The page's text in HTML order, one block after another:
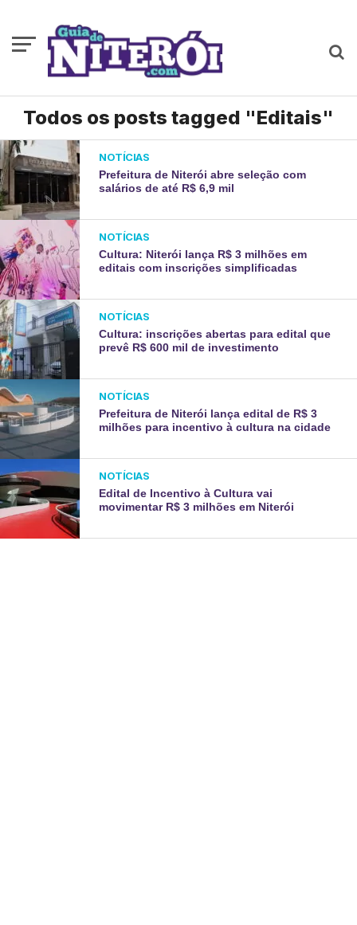
Todos os posts tagged "Editais"
NOTÍCIAS
Prefeitura de Niterói abre seleção com
salários de até R$ 6,9 mil
NOTÍCIAS
Cultura: Niterói lança R$ 3 milhões em
editais com inscrições simplificadas
NOTÍCIAS
Cultura: inscrições abertas para edital que
prevê R$ 600 mil de investimento
NOTÍCIAS
Prefeitura de Niterói lança edital de R$ 3
milhões para incentivo à cultura na cidade
NOTÍCIAS
Edital de Incentivo à Cultura vai
movimentar R$ 3 milhões em Niterói